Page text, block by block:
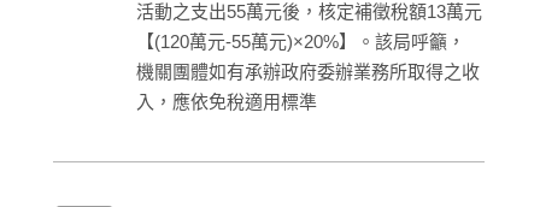
活動之支出55萬元後，核定補徵稅額13萬元
【(120萬元-55萬元)×20%】。該局呼籲，
機關團體如有承辦政府委辦業務所取得之收
入，應依免稅適用標準